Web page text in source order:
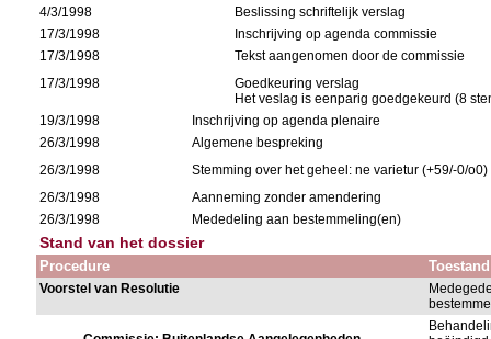
4/3/1998
Beslissing schriftelijk verslag
17/3/1998
Inschrijving op agenda commissie
17/3/1998
Tekst aangenomen door de commissie
17/3/1998
Goedkeuring verslag
Het veslag is eenparig goedgekeurd (8
19/3/1998
Inschrijving op agenda plenaire
26/3/1998
Algemene bespreking
26/3/1998
Stemming over het geheel: ne varietur (+59/-0/o0)
26/3/1998
Aanneming zonder amendering
26/3/1998
Mededeling aan bestemmeling(en)
Stand van het dossier
Procedure Toestand
Voorstel van Resolutie